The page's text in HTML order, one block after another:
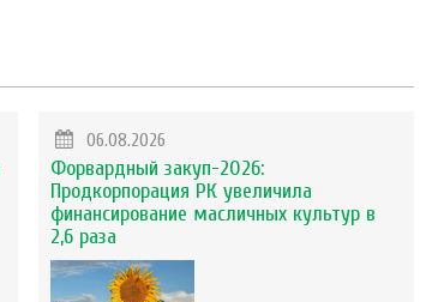
06.08.2026
Форвардный закуп-2026:
Продкорпорация РК увеличила
финансирование масличных культур в
2,6 раза